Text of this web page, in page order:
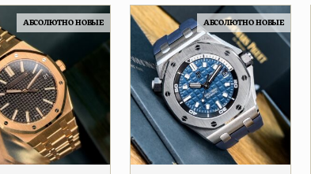
АБСОЛЮТНО НОВЫЕ АБСОЛЮТНО НОВЫЕ